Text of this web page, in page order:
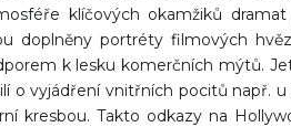
klíčových okamžiků
doplněny portréty filmových
k lesku komerčních mýtů.
o vyjádření vnitřních pocitů např.
kresbou. Takto odkazy na